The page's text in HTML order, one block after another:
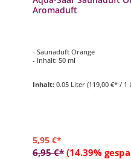
Aromaduft
- Saunaduft Orange
- Inhalt: 50 ml
Inhalt: 0.05 Liter (119,00 €* / 1
5,95 €*
6,95 €* (14.39%